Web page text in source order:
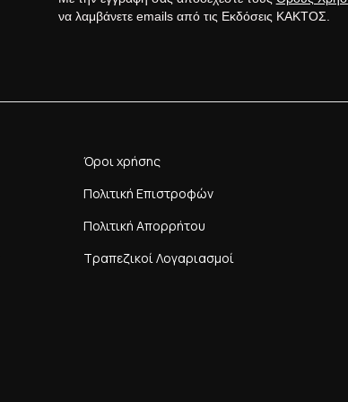
να λαμβάνετε emails από τις Εκδόσεις ΚΑΚΤΟΣ.
Όροι χρήσης
Πολιτική Επιστροφών
Πολιτική Απορρήτου
Τραπεζικοί Λογαριασμοί